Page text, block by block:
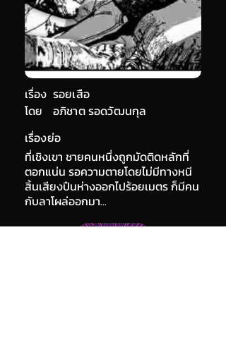
เรื่อง รอยเสือ
อภิชาต รอดวัฒนกุล
โดย
เรื่องย่อ
ที่เชิงเขา ชายคนหนึ่งถูกมัดติดหลักที่
ตอกแน่น รอความตายโดยไม่มีทางหนี
สิ้นเสียงปืนห่างออกไปร้อยเมตร ก็มีคน
กับลาโผล่ออกมา...